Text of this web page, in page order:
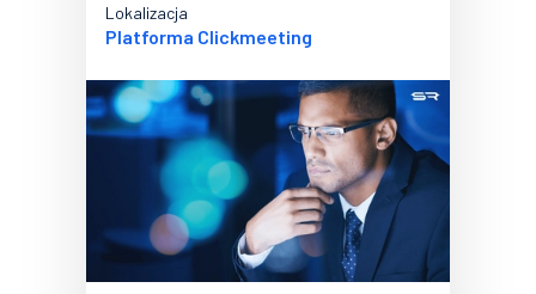
Lokalizacja
Platforma Clickmeeting